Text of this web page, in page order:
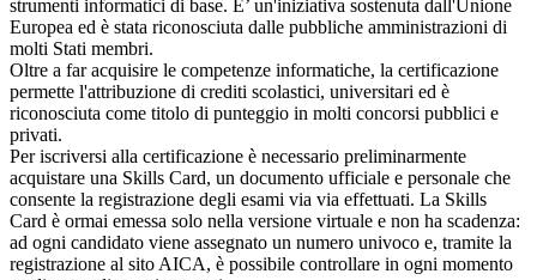
strumenti informatici di base. E’ un'iniziativa sostenuta dall'Unione
Europea ed è stata riconosciuta dalle pubbliche amministrazioni di
molti Stati membri.
Oltre a far acquisire le competenze informatiche, la certificazione
permette l'attribuzione di crediti scolastici, universitari ed è
riconosciuta come titolo di punteggio in molti concorsi pubblici e
privati.
Per iscriversi alla certificazione è necessario preliminarmente
acquistare una Skills Card, un documento ufficiale e personale che
consente la registrazione degli esami via via effettuati. La Skills
Card è ormai emessa solo nella versione virtuale e non ha scadenza:
ad ogni candidato viene assegnato un numero univoco e, tramite la
registrazione al sito AICA, è possibile controllare in ogni momento